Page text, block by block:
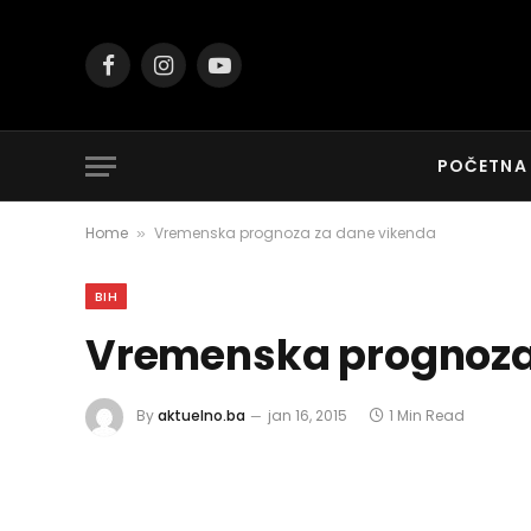
FacebookInstagramYouTube
POČETNA
Home » Vremenska prognoza za dane vikenda
BIH
Vremenska
Byaktuelno.ba jan 16, 2015 1 Min Read